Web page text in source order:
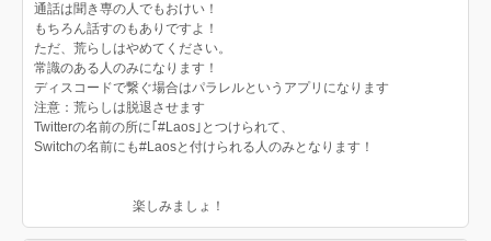
通話は聞き専の人でもおけい！
もちろん話すのもありですよ！
ただ、荒らしはやめてください。
常識のある人のみになります！
ディスコードで繋ぐ場合はパラレルというアプリになります
注意：荒らしは脱退させます
Twitterの名前の所に｢#Laos｣とつけられて、
Switchの名前にも#Laosと付けられる人のみとなります！
楽しみましょ！